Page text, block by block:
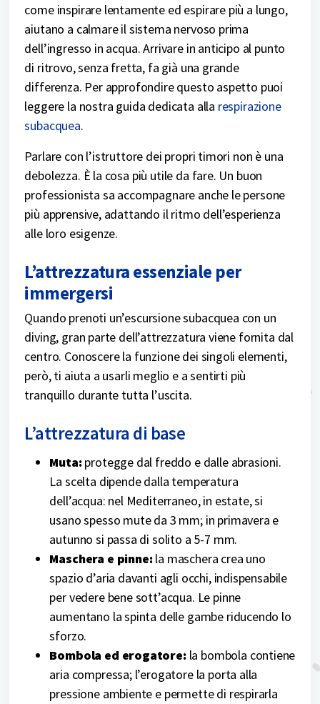
come inspirare lentamente ed espirare più a lungo,
aiutano a calmare il sistema nervoso prima
dell’ingresso in acqua. Arrivare in anticipo al punto
di ritrovo, senza fretta, fa già una grande
differenza. Per approfondire questo aspetto puoi
leggere la nostra guida dedicata alla respirazione
subacquea.
Parlare con l’istruttore dei propri timori non è una
debolezza. È la cosa più utile da fare. Un buon
professionista sa accompagnare anche le persone
più apprensive, adattando il ritmo dell’esperienza
alle loro esigenze.
L’attrezzatura essenziale per
immergersi
Quando prenoti un’escursione subacquea con un
diving, gran parte dell’attrezzatura viene fornita dal
centro. Conoscere la funzione dei singoli elementi,
però, ti aiuta a usarli meglio e a sentirti più
tranquillo durante tutta l’uscita.
L’attrezzatura di base
Muta: protegge dal freddo e dalle abrasioni.
La scelta dipende dalla temperatura
dell’acqua: nel Mediterraneo, in estate, si
usano spesso mute da 3 mm; in primavera e
autunno si passa di solito a 5-7 mm.
Maschera e pinne: la maschera crea uno
spazio d’aria davanti agli occhi, indispensabile
per vedere bene sott’acqua. Le pinne
aumentano la spinta delle gambe riducendo lo
sforzo.
Bombola ed erogatore: la bombola contiene
aria compressa; l’erogatore la porta alla
pressione ambiente e permette di respirarla